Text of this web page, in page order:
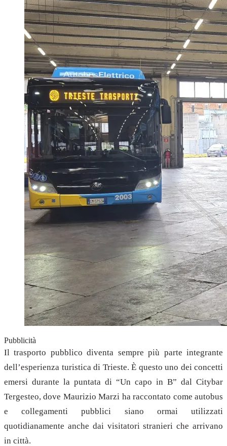
Pubblicità
Il trasporto pubblico diventa sempre più parte integrante
dell’esperienza turistica di Trieste. È questo uno dei concetti
emersi durante la puntata di “Un capo in B” dal Citybar
Tergesteo, dove Maurizio Marzi ha raccontato come autobus
e collegamenti pubblici siano ormai utilizzati
quotidianamente anche dai visitatori stranieri che arrivano
in città.